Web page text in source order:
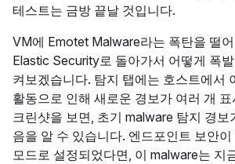
테스트는 금방 끝날 것입니다.
VM에 Emotet Malware라는 폭탄을 떨
Elastic Security로 돌아가서 어떻게 폭
켜보겠습니다. 탐지 탭에는 호스트에서
활동으로 인해 새로운 경보가 여러 개
크린샷을 보면, 초기 malware 탐지 경보
음을 알 수 있습니다. 엔드포인트 보안이
모드로 설정되었다면, 이 malware는 지